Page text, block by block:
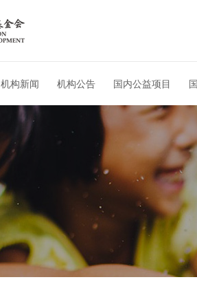
机构新闻 机构公告 国内公益项目